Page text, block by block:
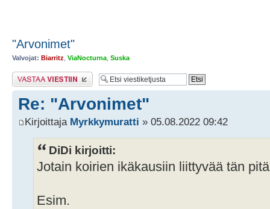
"Arvonimet"
Valvojat: Biarritz ViaNocturna Suska
Lähetä vastaus
Re: "Arvonimet"
Kirjoittaja Myrkkymuratti » 05.08.2022 09:42
DiDi kirjoitti:
Jotain koirien ikäkausiin liittyvää tän
Esim.